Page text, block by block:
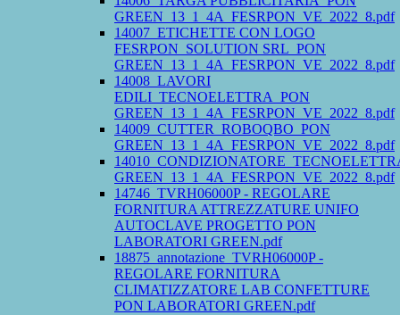
GREEN_13_1_4A_FESRPON_VE_2022_8.pdf
14007_ETICHETTE CON LOGO
FESRPON_SOLUTION SRL_PON
GREEN_13_1_4A_FESRPON_VE_2022_8.pdf
14008_LAVORI
EDILI_TECNOELETTRA_PON
GREEN_13_1_4A_FESRPON_VE_2022_8.pdf
14009_CUTTER_ROBOQBO_PON
GREEN_13_1_4A_FESRPON_VE_2022_8.pdf
GREEN_13_1_4A_FESRPON_VE_2022_8.pdf
14746_TVRH06000P - REGOLARE
FORNITURA ATTREZZATURE UNIFO
AUTOCLAVE PROGETTO PON
LABORATORI GREEN.pdf
18875_annotazione_TVRH06000P -
REGOLARE FORNITURA
CLIMATIZZATORE LAB CONFETTURE
PON LABORATORI GREEN.pdf